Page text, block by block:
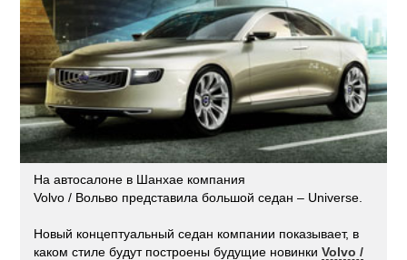
На автосалоне в Шанхае компания
Volvo / Вольво представила большой седан – Universe.
Новый концептуальный седан компании показывает, в
каком стиле будут построены будущие новинкиVolvo /